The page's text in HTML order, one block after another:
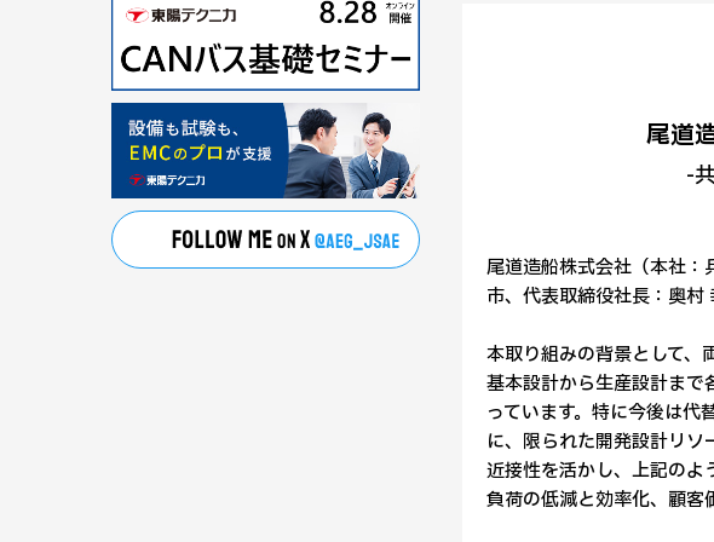
尾道
-
尾道造船株式会社（本社
市、代表取締役社長：奥
本取り組みの背景として、
基本設計から生産設計まで
っています。特に今後は
に、限られた開発設計リ
近接性を活かし、上記の
負荷の低減と効率化、顧客